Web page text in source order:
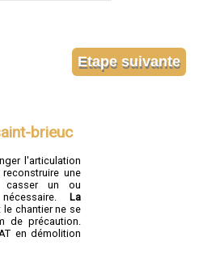
brieuc
l'articulation
une
casser un ou
La
chantier ne se
de précaution.
en démolition